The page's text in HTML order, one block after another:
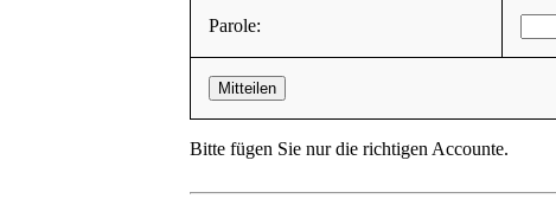
Parole:
Mitteilen
Bitte fügen Sie nur die richtigen Accounte.